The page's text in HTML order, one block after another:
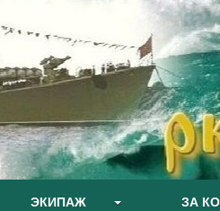
ЭКИПАЖ ЗА